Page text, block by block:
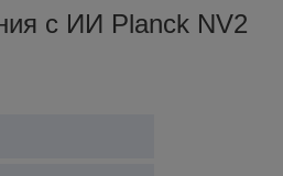
с ИИ Planck NV2